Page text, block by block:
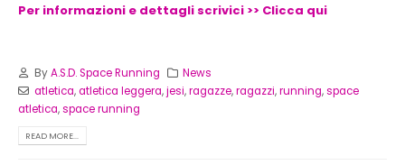
Per informazioni e dettagli scrivici >> Clicca qui
ByA.S.D. Space Running
News
atletica,atletica leggera,jesi,ragazze,ragazzi,running,space
atletica,space running
READ MORE...